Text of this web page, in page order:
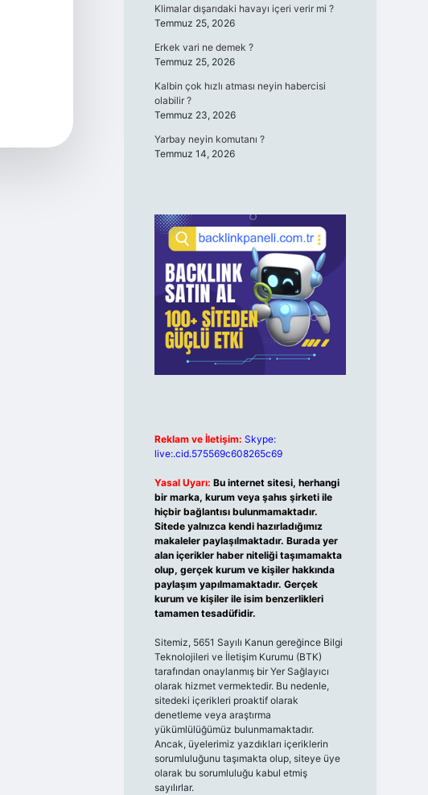
Klimalar dışarıdaki havayı içeri verir mi ?
Temmuz 25, 2026
Erkek vari ne demek ?
Temmuz 25, 2026
Kalbin çok hızlı atması neyin habercisi
olabilir ?
Temmuz 23, 2026
Yarbay neyin komutanı ?
Temmuz 14, 2026
Reklam ve İletişim: Skype:
live:.cid.575569c608265c69
Yasal Uyarı: Bu internet sitesi, herhangi
bir marka, kurum veya şahıs şirketi ile
hiçbir bağlantısı bulunmamaktadır.
Sitede yalnızca kendi hazırladığımız
makaleler paylaşılmaktadır. Burada yer
alan içerikler haber niteliği taşımamakta
olup, gerçek kurum ve kişiler hakkında
paylaşım yapılmamaktadır. Gerçek
kurum ve kişiler ile isim benzerlikleri
tamamen tesadüfidir.
Sitemiz, 5651 Sayılı Kanun gereğince Bilgi
Teknolojileri ve İletişim Kurumu (BTK)
tarafından onaylanmış bir Yer Sağlayıcı
olarak hizmet vermektedir. Bu nedenle,
sitedeki içerikleri proaktif olarak
denetleme veya araştırma
yükümlülüğümüz bulunmamaktadır.
Ancak, üyelerimiz yazdıkları içeriklerin
sorumluluğunu taşımakta olup, siteye üye
olarak bu sorumluluğu kabul etmiş
sayılırlar.